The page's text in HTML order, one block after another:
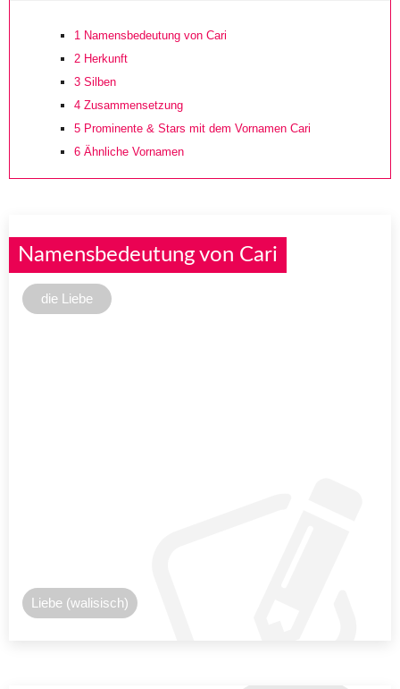
1 Namensbedeutung von Cari
2 Herkunft
3 Silben
4 Zusammensetzung
5 Prominente & Stars mit dem Vornamen Cari
6 Ähnliche Vornamen
Namensbedeutung von Cari
die Liebe
Liebe (walisisch)